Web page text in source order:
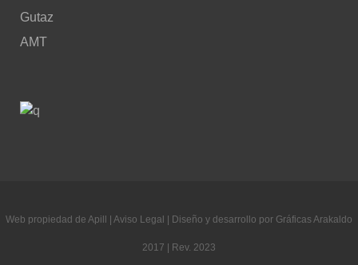
Gutaz
AMT
Web propiedad de Apill | Aviso Legal | Diseño y desarrollo por Gráficas Arakaldo
2017 | Rev. 2023